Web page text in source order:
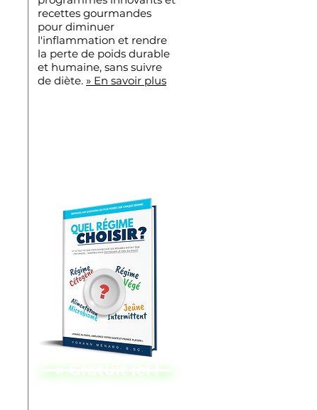
recettes gourmandes
pour diminuer
l'inflammation et rendre
la perte de poids durable
et humaine, sans suivre
de diète. » En savoir plus
» Gratuit ici !